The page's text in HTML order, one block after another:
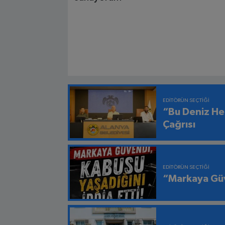
EDITÖRÜN SEÇTIĞI
“Bu Deniz
Çağrısı
EDITÖRÜN SEÇTIĞI
“Markaya